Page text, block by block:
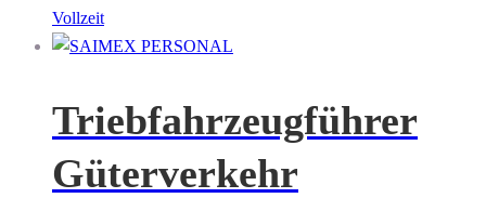
Vollzeit
Triebfahrzeugführer
Güterverkehr